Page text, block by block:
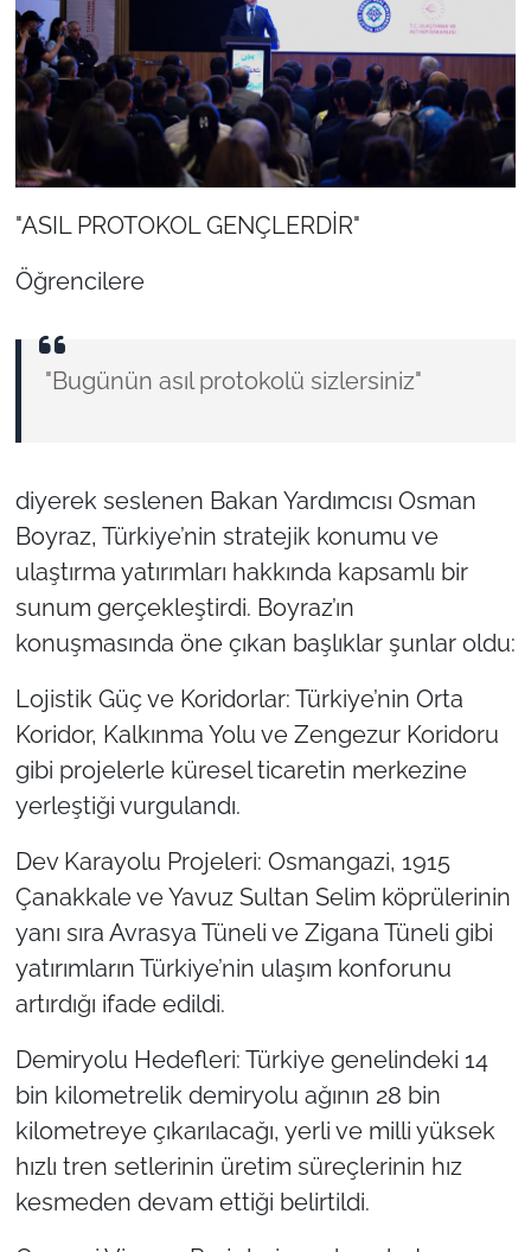
"ASIL PROTOKOL GENÇLERDİR"
Öğrencilere
"Bugünün asıl protokolü sizlersiniz"
diyerek seslenen Bakan Yardımcısı Osman
Boyraz, Türkiye’nin stratejik konumu ve
ulaştırma yatırımları hakkında kapsamlı bir
sunum gerçekleştirdi. Boyraz’ın
konuşmasında öne çıkan başlıklar şunlar oldu:
Lojistik Güç ve Koridorlar: Türkiye’nin Orta
Koridor, Kalkınma Yolu ve Zengezur Koridoru
gibi projelerle küresel ticaretin merkezine
yerleştiği vurgulandı.
Dev Karayolu Projeleri: Osmangazi, 1915
Çanakkale ve Yavuz Sultan Selim köprülerinin
yanı sıra Avrasya Tüneli ve Zigana Tüneli gibi
yatırımların Türkiye’nin ulaşım konforunu
artırdığı ifade edildi.
Demiryolu Hedefleri: Türkiye genelindeki 14
bin kilometrelik demiryolu ağının 28 bin
kilometreye çıkarılacağı, yerli ve milli yüksek
hızlı tren setlerinin üretim süreçlerinin hız
kesmeden devam ettiği belirtildi.